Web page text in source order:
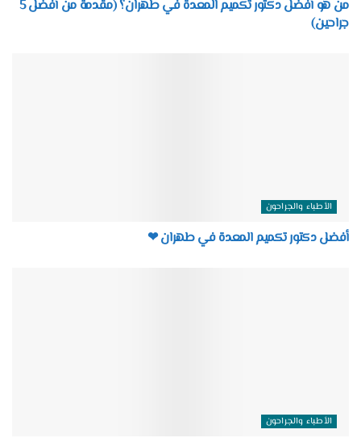
من هو أفضل دكتور تكميم المعدة في طهران؟ (مقدمة من أفضل 5
جراحين)
الأطباء والجراحون
أفضل دكتور تكميم المعدة في طهران ❤
الأطباء والجراحون